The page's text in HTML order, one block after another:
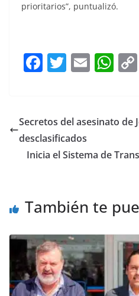
prioritarios”, puntualizó.
F
e
b
o
T
er
E
l
W
s
p
Secretos del asesinato de
desclasificados
Inicia el Sistema de
También te